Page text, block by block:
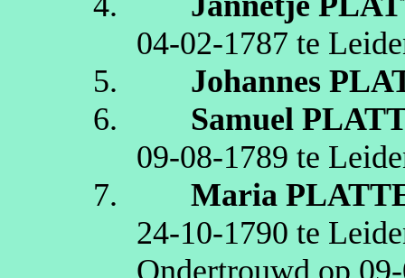
04‑02‑1787 te
5.
Johannes
6.
Samuel
09‑08‑1789 te
7.
Maria
24‑10‑1790 te
Ondertrouwd op